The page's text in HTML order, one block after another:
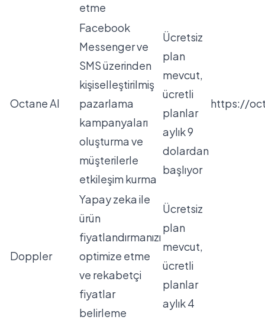
etme
Octane AI
Facebook
Messenger ve
SMS üzerinden
kişiselleştirilmiş
pazarlama
kampanyaları
oluşturma ve
müşterilerle
etkileşim kurma
Ücretsiz
plan
mevcut,
ücretli
planlar
aylık 9
dolardan
başlıyor
https://
Doppler
Yapay zeka ile
ürün
fiyatlandırmanızı
optimize etme
ve rekabetçi
fiyatlar
belirleme
Ücretsiz
plan
mevcut,
ücretli
planlar
aylık 4